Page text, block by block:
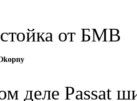
от БМВ
деле Passat